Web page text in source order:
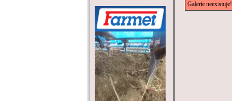
Galerie neexistuje!